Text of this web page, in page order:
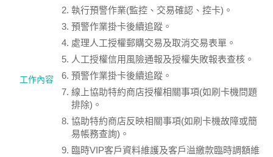
工作內容
執行預警作業(監控、交易確認、控卡)。
預警作業掛卡後續追蹤。
處理人工授權郵購交易及取消交易表單。
人工授權信用風險通報及授權失敗報表查核。
預警作業掛卡後續追蹤。
線上協助特約商店授權相關事項(如刷卡機問題
排除)。
協助特約商店反映相關事項(如刷卡機故障或簡
易帳務查詢)。
臨時VIP客戶資料維護及客戶溢繳款臨時調額維